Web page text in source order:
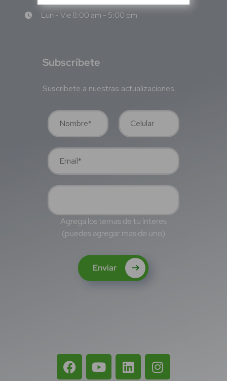
Lun - Vie 8:00 am - 5:00 pm
Subscríbete
Suscríbete a nuestras actualizaciones.
Agrega los temas de tu interes
(puedes agregar mas de uno)
Enviar